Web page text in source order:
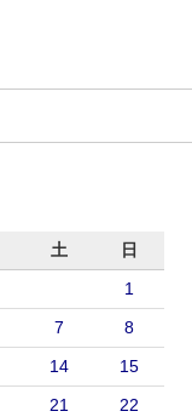
土
日
1
7
8
14
15
21
22